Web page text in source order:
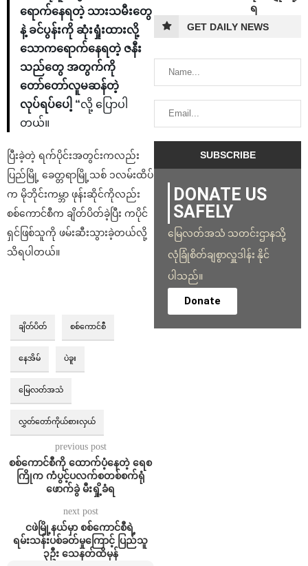
ရောက်နေရတဲ့ သားသမီးတွေ
နဲ့ ခင်ပွန်းကို ဆုံးရှုံးထားလို့
သောကရောက်နေရတဲ့ ဇနီး
သည်တွေ အတွက်ကို
တော်တော်လူမဆန်တဲ့
လုပ်ရပ်ပေါ့ “လို့ ပြောပါ
တယ်။
ပြီးခဲ့တဲ့ ရက်ပိုင်းအတွင်းကလည်း
ပြည်မြို့ ခေတ္တရာမြို့သစ် ၁လမ်းထိပ်
က မိုဘိုင်းကမ္ဘာ ဖုန်းဆိုင်ကိုလည်း
စစ်ကောင်စီက ချိတ်ပိတ်ခဲ့ပြီး ကပိုင်
ရှင်ဖြစ်သူကို ဖမ်းဆီးသွားခဲ့တယ်လို့
သိရပါတယ်။
ချိတ်ပိတ် စစ်ကောင်စီ
နေအိမ် ပဲခူး
မြေလတ်အသံ
လွှတ်တော်ကိုယ်စားလှယ်
previous post
စစ်ကောင်စီကို ထောက်ပံ့နေတဲ့ ရေစ
ကြိုက ကံပွင့်ပလက်စတစ်စက်ရုံ
ဖောက်ခွဲ မီးရှို့ခံရ
next post
ငဖဲမြို့နယ်မှာ စစ်ကောင်စီရဲ့
ရမ်းသန်းပစ်ခတ်မှုကြောင့် ပြည်သူ
၃ဦး သေနတ်ထိမှန်
ရ
GET DAILY NEWS
DONATE US
SAFELY
မြေလတ်အသံ သတင်းဌာနသို့
လုံခြုံစိတ်ချစွာလှူဒါန်း နိုင်
ပါသည်။
Donate